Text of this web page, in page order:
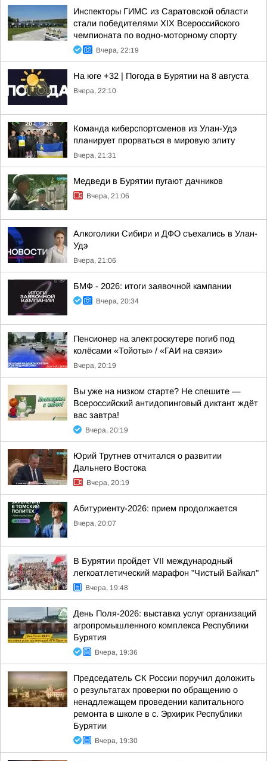
Инспекторы ГИМС из Саратовской области
стали победителями XIX Всероссийского
чемпионата по водно-моторному спорту
Вчера, 22:19
На юге +32 | Погода в Бурятии на 8 августа
Вчера, 22:10
Команда киберспортсменов из Улан-Удэ
планирует прорваться в мировую элиту
Вчера, 21:31
Медведи в Бурятии пугают дачников
Вчера, 21:06
Алкоголики Сибири и ДФО съехались в Улан-
Удэ
Вчера, 21:06
БМФ - 2026: итоги заявочной кампании
Вчера, 20:34
Пенсионер на электроскутере погиб под
колёсами «Тойоты» / «ГАИ на связи»
Вчера, 20:19
Вы уже на низком старте? Не спешите —
Всероссийский антидопинговый диктант ждёт
вас завтра!
Вчера, 20:19
Юрий Трутнев отчитался о развитии
Дальнего Востока
Вчера, 20:19
Абитуриенту-2026: прием продолжается
Вчера, 20:07
В Бурятии пройдет VII международный
легкоатлетический марафон "Чистый Байкал"
Вчера, 19:48
День Поля-2026: выставка услуг организаций
агропромышленного комплекса Республики
Бурятия
Вчера, 19:36
Председатель СК России поручил доложить
о результатах проверки по обращению о
ненадлежащем проведении капитального
ремонта в школе в с. Эрхирик Республики
Бурятии
Вчера, 19:30